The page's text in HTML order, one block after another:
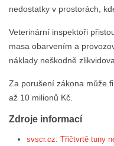
nedostatky v prostorách,
Veterinární inspektoři
masa obarvením a
náklady neškodně
Za porušení zákona může
až 10 milionů Kč.
Zdroje informací
svscr.cz: Třičtvrtě tuny